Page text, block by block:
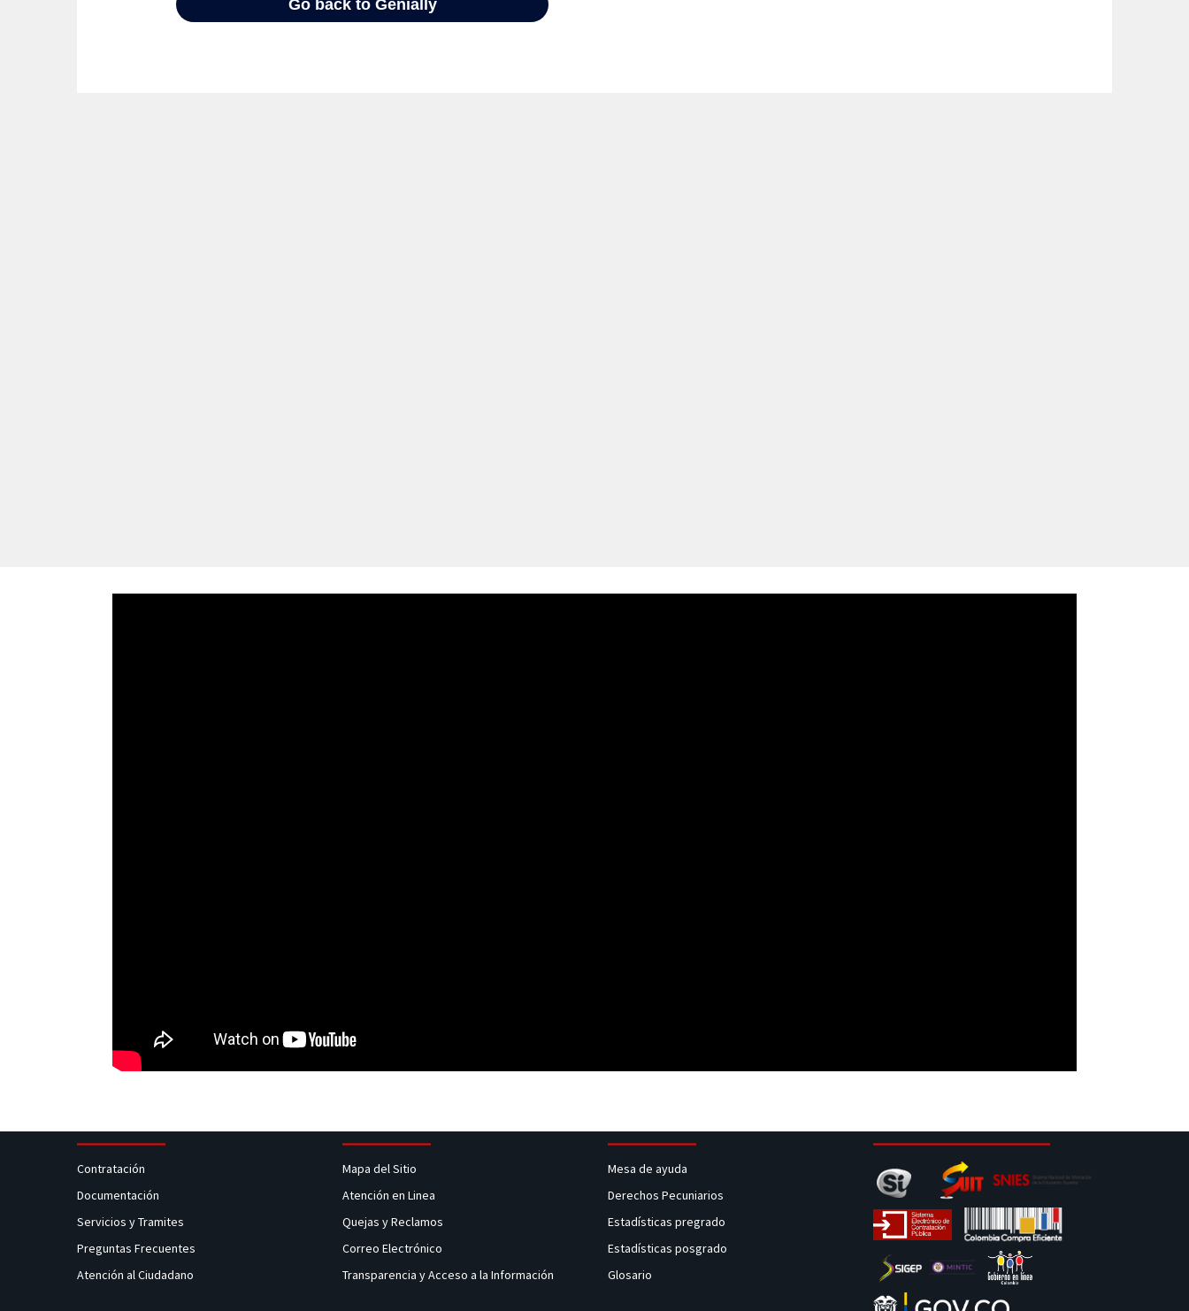
Contratación
Documentación
Servicios y Tramites
Preguntas Frecuentes
Atención al Ciudadano
Mapa del Sitio
Atención en Linea
Quejas y Reclamos
Correo Electrónico
Transparencia y Acceso a la Información
Mesa de ayuda
Derechos Pecuniarios
Estadísticas pregrado
Estadísticas posgrado
Glosario